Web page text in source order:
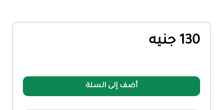
130 جنيه
أضف إلى السلة